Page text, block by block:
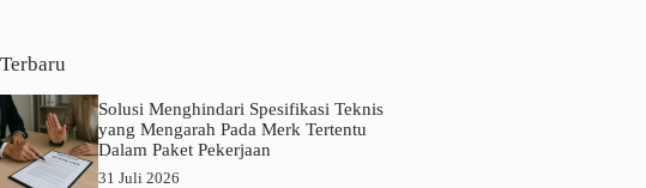
Terbaru
Solusi Menghindari Spesifikasi Teknis
yang Mengarah Pada Merk Tertentu
Dalam Paket Pekerjaan
31 Juli 2026